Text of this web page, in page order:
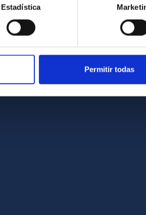
Estadística
Permitir todas
de privacidad
legal
de cookies